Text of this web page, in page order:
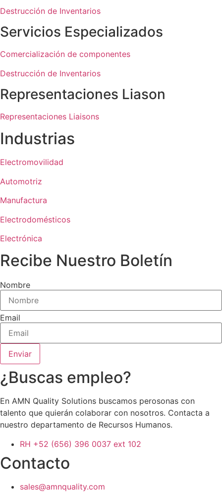
Destrucción de Inventarios
Servicios Especializados
Comercialización de componentes
Destrucción de Inventarios
Representaciones Liason
Representaciones Liaisons
Industrias
Electromovilidad
Automotriz
Manufactura
Electrodomésticos
Electrónica
Recibe Nuestro Boletín
Nombre
Email
Enviar
¿Buscas empleo?
En AMN Quality Solutions buscamos perosonas con
talento que quierán colaborar con nosotros. Contacta a
nuestro departamento de Recursos Humanos.
RH +52 (656) 396 0037 ext 102
Contacto
sales@amnquality.com